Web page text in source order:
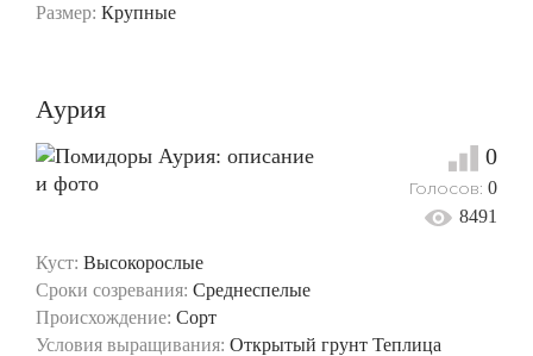
Размер: Крупные
Аурия
Куст: Высокорослые
Сроки созревания: Среднеспелые
Происхождение: Сорт
Условия выращивания: Открытый грунт Теплица
0
Голосов: 0
8491